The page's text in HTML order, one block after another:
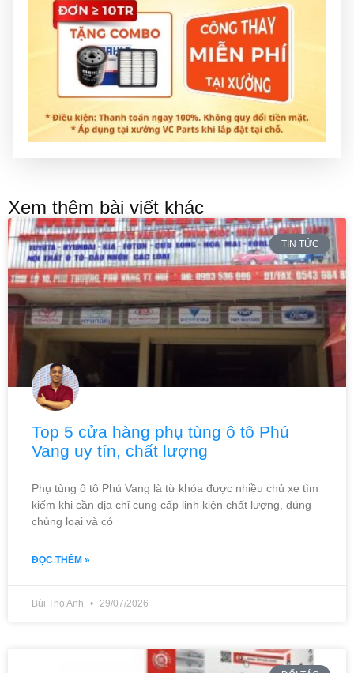
Xem thêm bài viết khác
TIN TỨC
Top 5 cửa hàng phụ tùng ô tô Phú
Vang uy tín, chất lượng
Phụ tùng ô tô Phú Vang là từ khóa được nhiều chủ xe tìm
kiếm khi cần địa chỉ cung cấp linh kiện chất lượng, đúng
chủng loại và có
ĐỌC THÊM »
Bùi Thọ Anh 29/07/2026